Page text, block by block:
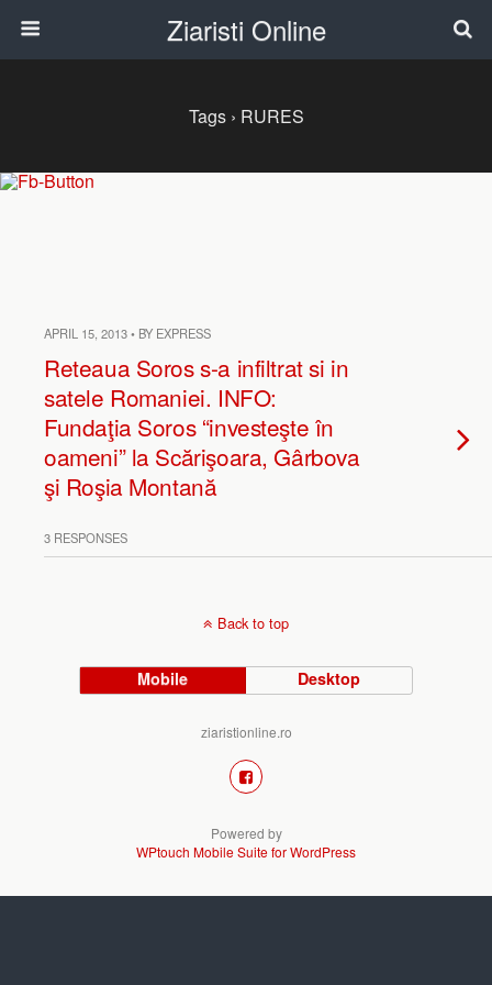
Ziaristi Online
Tags › RURES
APRIL 15, 2013 • BY EXPRESS
Reteaua Soros s-a infiltrat si in
satele Romaniei. INFO:
Fundaţia Soros “investeşte în
oameni” la Scărişoara, Gârbova
şi Roşia Montană
3 RESPONSES
Back to top
Mobile Desktop
ziaristionline.ro
Powered by
WPtouch Mobile Suite for WordPress